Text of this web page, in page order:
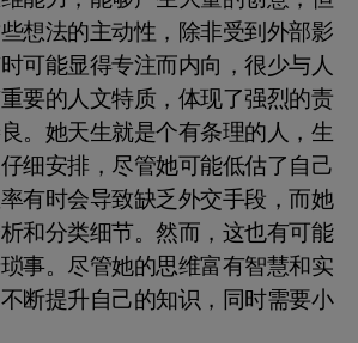
想法的主动性，除非受到外部影
可能显得专注而内向，很少与人
要的人文特质，体现了强烈的责
。她天生就是个有条理的人，生
细安排，尽管她可能低估了自己
有时会导致缺乏外交手段，而她
和分类细节。然而，这也有可能
事。尽管她的思维富有智慧和实
断提升自己的知识，同时需要小